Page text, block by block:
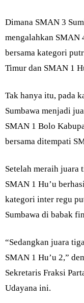
Dimana SMAN 3
mengalahkan SMAN
bersama kategori
Timur dan SMAN 1
Tak hanya itu, pada
Sumbawa menjadi
SMAN 1 Bolo
bersama ditempati
Setelah meraih juara
SMAN 1 Hu’u
kategori inter regu
Sumbawa di babak
“Sedangkan juara
SMAN 1 Hu’u 2,”
Sekretaris Fraksi
Udayana ini.